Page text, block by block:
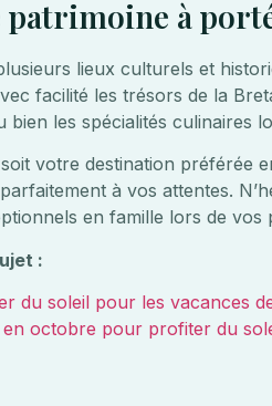
à
lieux culturels et
facilité les trésors de la
bien les spécialités culinaires
votre destination préférée
à vos attentes.
en famille lors de vos
:
du soleil pour les vacances
octobre pour profiter du